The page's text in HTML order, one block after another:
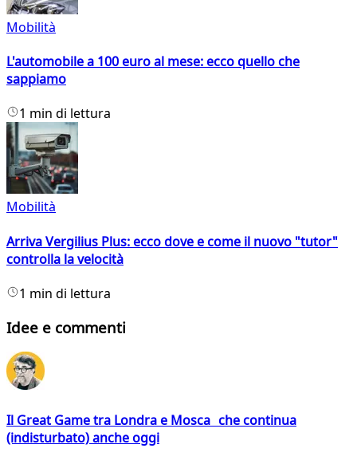
Mobilità
L'automobile a 100 euro al mese: ecco quello che
sappiamo
1 min di lettura
Mobilità
Arriva Vergilius Plus: ecco dove e come il nuovo "tutor"
controlla la velocità
1 min di lettura
Idee e commenti
Il Great Game tra Londra e Mosca che continua
(indisturbato) anche oggi